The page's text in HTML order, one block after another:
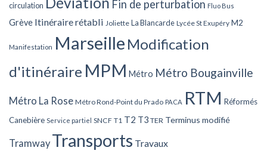
circulation Fin de perturbation Fluo Bus
Grève Itinéraire rétabli Joliette La Blancarde Lycée St Exupéry M2
Manifestation Marseille Modification
d'itinéraire MPM Métro Métro Bougainville
Métro La Rose Métro Rond-Point du Prado PACA RTM Réformés
Canebière Service partiel SNCF T1 T2 T3 TER Terminus modifié
Tramway Transports Travaux